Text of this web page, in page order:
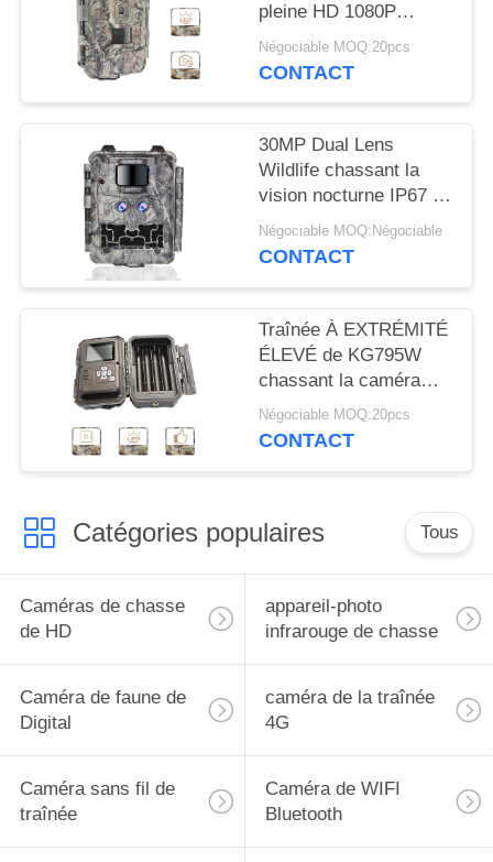
DEVIS
PLAN
DU
POLITIQUE
DE
CONFIDENTIALITÉ
pleine HD 1080P
caméra de chasse de
traînée des caméras IR
Négociable MOQ:20pcs
CONTACT
30MP Dual Lens
Wildlife chassant la
vision nocturne IP67 de
la caméra 1080P
Négociable MOQ:Négociable
CONTACT
Traînée À EXTRÉMITÉ
ÉLEVÉ de KG795W
chassant la caméra
30MP 1080P HD pour
l'animal de faune
Négociable MOQ:20pcs
CONTACT
Catégories populaires Tous
Caméras de chasse
de HD
appareil-photo
infrarouge de chasse
Caméra de faune de
Digital
caméra de la traînée
4G
Caméra sans fil de
traînée
Caméra de WIFI
Bluetooth